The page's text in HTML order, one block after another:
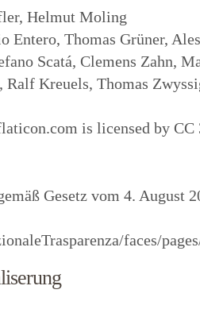
Helmut Moling
Entero, Thomas Grüner,
Scatá, Clemens Zahn,
Ralf Kreuels, Thomas
is licensed by CC
Gesetz vom 4. August
faces/